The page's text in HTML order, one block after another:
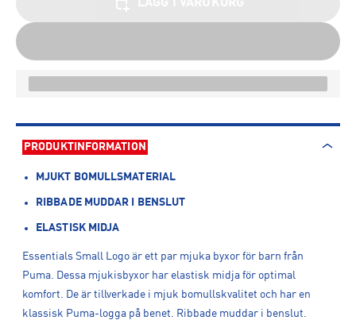
PRODUKTINFORMATION
MJUKT BOMULLSMATERIAL
RIBBADE MUDDAR I BENSLUT
ELASTISK MIDJA
Essentials Small Logo är ett par mjuka byxor för barn från
Puma. Dessa mjukisbyxor har elastisk midja för optimal
komfort. De är tillverkade i mjuk bomullskvalitet och har en
klassisk Puma-logga på benet. Ribbade muddar i benslut.